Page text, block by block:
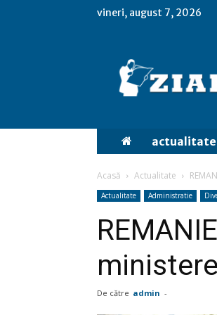
vineri, august 7, 2026
actualitate
Acasă Actualitate
Actualitate Administratie
De către admin -